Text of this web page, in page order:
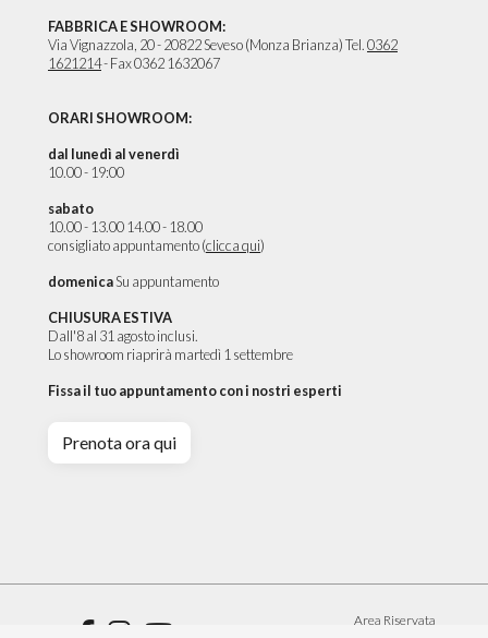
FABBRICA E SHOWROOM:
Via Vignazzola, 20 - 20822 Seveso (Monza Brianza) Tel.0362
1621214- Fax 0362 1632067
ORARI SHOWROOM:
dal lunedì al venerdì
10.00 - 19:00
sabato
10.00 - 13.00 14.00 - 18.00
consigliato appuntamento (clicca qui)
domenicaSu appuntamento
CHIUSURA ESTIVA
Dall'8 al 31 agosto inclusi.
Lo showroom riaprirà martedì 1 settembre
Fissa il tuo appuntamento con i nostri esperti
Prenota ora qui
Area Riservata